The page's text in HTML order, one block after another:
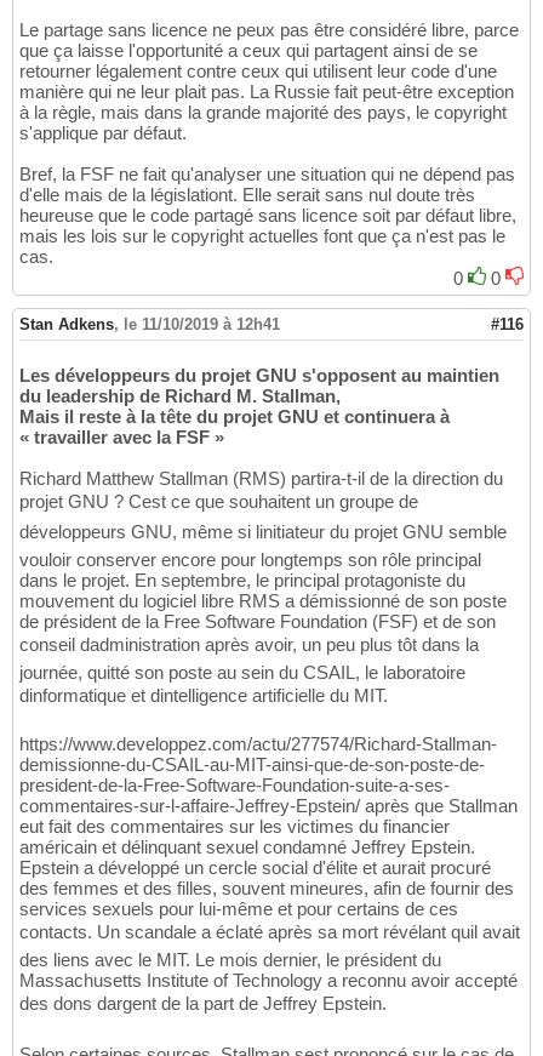
Le partage sans licence ne peux pas être considéré libre, parce
que ça laisse l'opportunité a ceux qui partagent ainsi de se
retourner légalement contre ceux qui utilisent leur code d'une
manière qui ne leur plait pas. La Russie fait peut-être exception
à la règle, mais dans la grande majorité des pays, le copyright
s'applique par défaut.
Bref, la FSF ne fait qu'analyser une situation qui ne dépend pas
d'elle mais de la législationt. Elle serait sans nul doute très
heureuse que le code partagé sans licence soit par défaut libre,
mais les lois sur le copyright actuelles font que ça n'est pas le
cas.
0
0
Stan Adkens, le 11/10/2019 à 12h41 #116
Les développeurs du projet GNU s'opposent au maintien
du leadership de Richard M. Stallman,
Mais il reste à la tête du projet GNU et continuera à
« travailler avec la FSF »
Richard Matthew Stallman (RMS) partira-t-il de la direction du
projet GNU ? Cest ce que souhaitent un groupe de
développeurs GNU, même si linitiateur du projet GNU semble
vouloir conserver encore pour longtemps son rôle principal
dans le projet. En septembre, le principal protagoniste du
mouvement du logiciel libre RMS a démissionné de son poste
de président de la Free Software Foundation (FSF) et de son
conseil dadministration après avoir, un peu plus tôt dans la
journée, quitté son poste au sein du CSAIL, le laboratoire
dinformatique et dintelligence artificielle du MIT.
https://www.developpez.com/actu/277574/Richard-Stallman-
demissionne-du-CSAIL-au-MIT-ainsi-que-de-son-poste-de-
president-de-la-Free-Software-Foundation-suite-a-ses-
commentaires-sur-l-affaire-Jeffrey-Epstein/ après que Stallman
eut fait des commentaires sur les victimes du financier
américain et délinquant sexuel condamné Jeffrey Epstein.
Epstein a développé un cercle social d'élite et aurait procuré
des femmes et des filles, souvent mineures, afin de fournir des
services sexuels pour lui-même et pour certains de ces
contacts. Un scandale a éclaté après sa mort révélant quil avait
des liens avec le MIT. Le mois dernier, le président du
Massachusetts Institute of Technology a reconnu avoir accepté
des dons dargent de la part de Jeffrey Epstein.